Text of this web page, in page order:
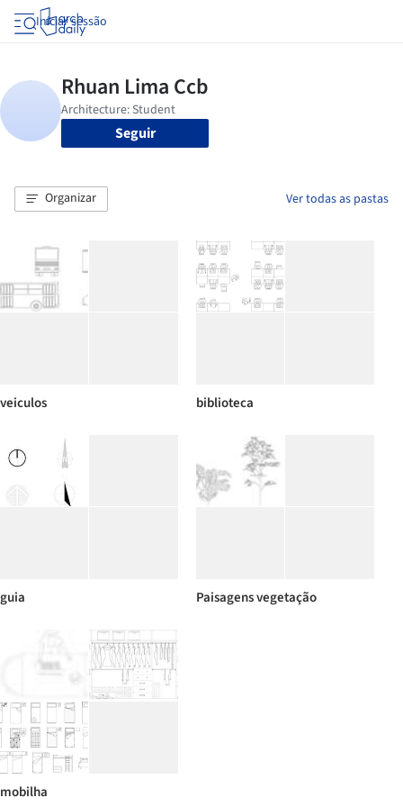
Iniciar sessão
Seguir
Organizar Ver todas as pastas
veiculos biblioteca
guia Paisagens vegetação
mobilha